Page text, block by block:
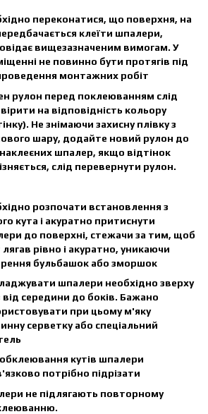
переконатися, що поверхня, на
клеїти шпалери,
вищезазначеним вимогам. У
не повинно бути протягів під
монтажних робіт
рулон перед поклеюванням слід
на відповідність кольору
Не знімаючи захисну плівку з
шару, додайте новий рулон до
шпалер, якщо відтінок
слід перевернути рулон.
розпочати встановлення з
кута і акуратно притиснути
до поверхні, стежачи за тим, щоб
лягав рівно і акуратно, уникаючи
бульбашок або зморшок
шпалери необхідно зверху
від середини до боків. Бажано
при цьому м'яку
серветку або спеціальний
кутів шпалери
потрібно підрізати
не підлягають повторному